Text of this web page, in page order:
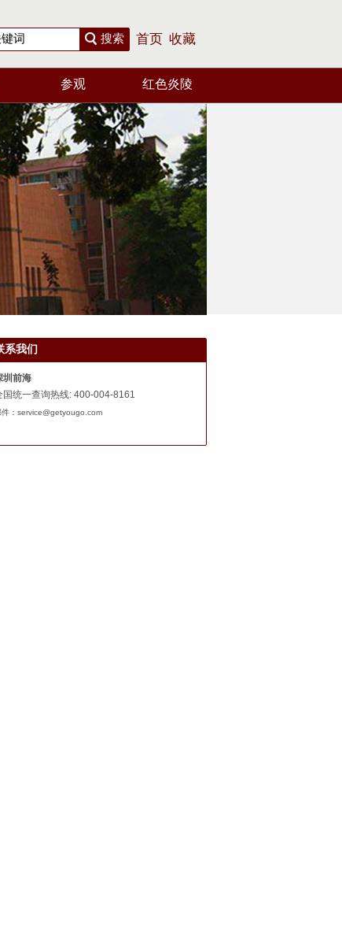
搜索 首页 收藏
参观 红色炎陵
系我们
圳前海
国统一查询热线: 400-004-8161
件：service@getyougo.com